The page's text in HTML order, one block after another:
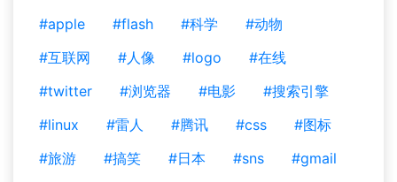
#apple
#flash #科学
#动物
#互联网
#人像 #logo
#在线
#twitter
#浏览器 #电影
#搜索引擎
#linux
#雷人 #腾讯 #css
#图标
#旅游
#搞笑 #日本 #sns
#gmail